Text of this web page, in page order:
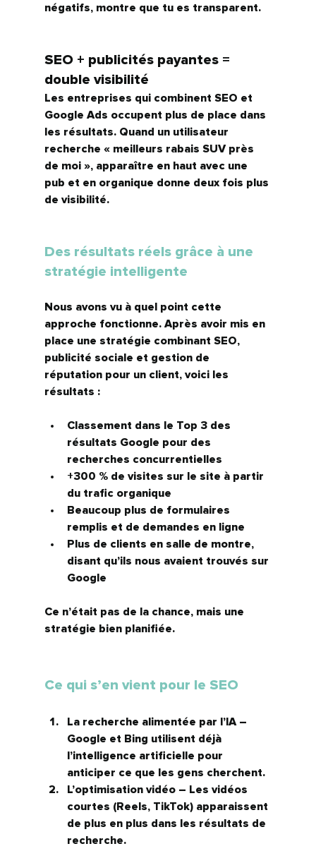
négatifs, montre que tu es transparent.
SEO + publicités payantes =
double visibilité
Les entreprises qui combinent SEO et
Google Ads occupent plus de place dans
les résultats. Quand un utilisateur
recherche « meilleurs rabais SUV près
de moi », apparaître en haut avec une
pub et en organique donne deux fois plus
de visibilité.
Des résultats réels grâce à une
stratégie intelligente
Nous avons vu à quel point cette
approche fonctionne. Après avoir mis en
place une stratégie combinant SEO,
publicité sociale et gestion de
réputation pour un client, voici les
résultats :
Classement dans le Top 3 des
résultats Google pour des
recherches concurrentielles
+300 % de visites sur le site à partir
du trafic organique
Beaucoup plus de formulaires
remplis et de demandes en ligne
Plus de clients en salle de montre,
disant qu’ils nous avaient trouvés sur
Google
Ce n’était pas de la chance, mais une
stratégie bien planifiée.
Ce qui s’en vient pour le SEO
La recherche alimentée par l’IA –
Google et Bing utilisent déjà
l’intelligence artificielle pour
anticiper ce que les gens cherchent.
L’optimisation vidéo – Les vidéos
courtes (Reels, TikTok) apparaissent
de plus en plus dans les résultats de
recherche.